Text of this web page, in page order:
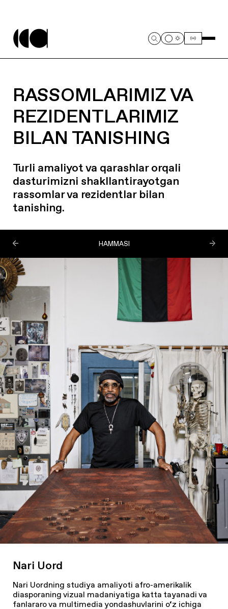
RASSOMLARIMIZ VA
REZIDENTLARIMIZ
BILAN TANISHING
Turli amaliyot va qarashlar orqali
dasturimizni shakllantirayotgan
rassomlar va rezidentlar bilan
tanishing.
HAMMASI
Nari Uord
Nari Uordning studiya amaliyoti afro-amerikalik
diasporaning vizual madaniyatiga katta tayanadi va
fanlararo va multimedia yondashuvlarini o‘z ichiga